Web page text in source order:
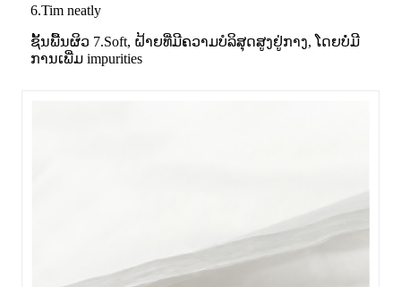
6.Tim neatly
ຊັ້ນພື້ນຜິວ 7.Soft, ຝ້າຍທີ່ມີຄວາມບໍລິສຸດສູງຢູ່ກາງ, ໂດຍບໍ່ມີ
ການເພີ່ມ impurities